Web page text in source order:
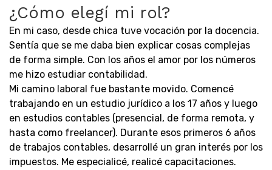
¿Cómo elegí mi rol?
En mi caso, desde chica tuve vocación por la docencia.
Sentía que se me daba bien explicar cosas complejas
de forma simple. Con los años el amor por los números
me hizo estudiar contabilidad.
Mi camino laboral fue bastante movido. Comencé
trabajando en un estudio jurídico a los 17 años y luego
en estudios contables (presencial, de forma remota, y
hasta como freelancer). Durante esos primeros 6 años
de trabajos contables, desarrollé un gran interés por los
impuestos. Me especialicé, realicé capacitaciones.